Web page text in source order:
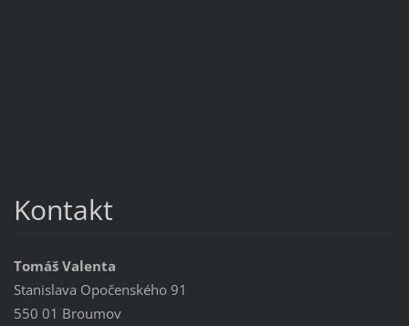
Kontakt
Tomáš Valenta
Stanislava Opočenského 91
550 01 Broumov